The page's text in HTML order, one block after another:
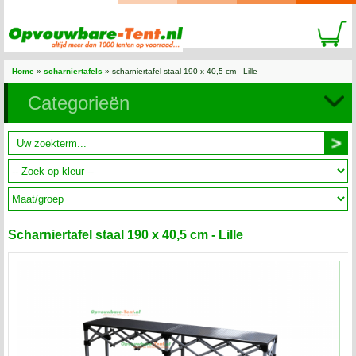
Home » scharniertafels » scharniertafel staal 190 x 40,5 cm - Lille
Categorieën
Scharniertafel staal 190 x 40,5 cm - Lille